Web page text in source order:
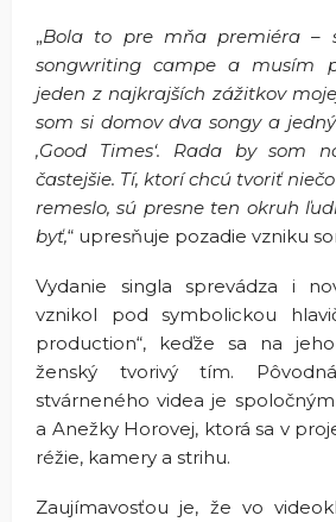
„Bola to pre mňa premiéra –
songwriting campe a musím
jeden z najkrajších zážitkov
som si domov dva songy a
‚Good Times‘. Rada by som
častejšie. Tí, ktorí chcú tvoriť
remeslo, sú presne ten okruh
byť,“ upresňuje pozadie vzniku
Vydanie singla sprevádza i
vznikol pod symbolickou
production“, keďže sa na
ženský tvorivý tím.
stvárneného videa je
a Anežky Horovej, ktorá sa v
réžie, kamery a strihu.
Zaujímavosťou je, že vo